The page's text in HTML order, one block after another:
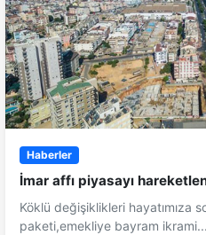
Haberler
İmar affı piyasayı
Köklü değişiklikleri hayatımıza
paketi,emekliye bayram ikrami...